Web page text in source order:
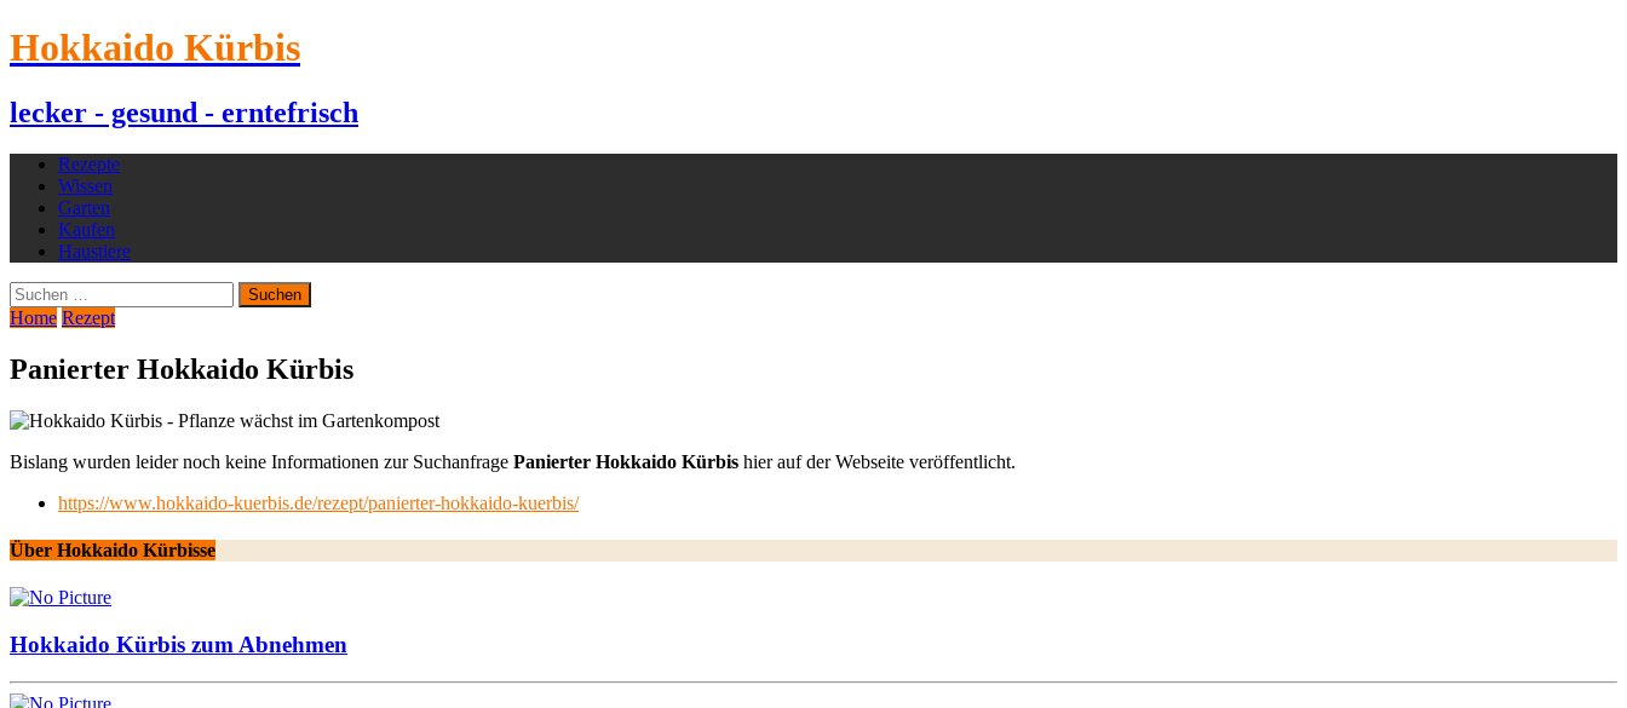
Hokkaido Kürbis
lecker - gesund - erntefrisch
Rezepte
Wissen
Garten
Kaufen
Haustiere
Suchen
nach:
Home Rezept
Panierter Hokkaido Kürbis
Bislang wurden leider noch keine Informationen zur Suchanfrage Panierter Hokkaido Kürbis hier auf der Webseite veröffentlicht.
https://www.hokkaido-kuerbis.de/rezept/panierter-hokkaido-kuerbis/
Über Hokkaido Kürbisse
Hokkaido Kürbis zum Abnehmen